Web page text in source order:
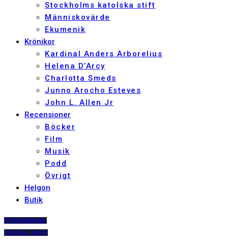
Stockholms katolska stift
Människovärde
Ekumenik
Krönikor
Kardinal Anders Arborelius
Helena D’Arcy
Charlotta Smeds
Junno Arocho Esteves
John L. Allen Jr
Recensioner
Böcker
Film
Musik
Podd
Övrigt
Helgon
Butik
PRENUMERERA
DIGITALT ARKIV